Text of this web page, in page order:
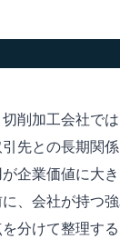
削加工会社で
先との長期関
企業価値に大
、会社が持つ
分けて整理す